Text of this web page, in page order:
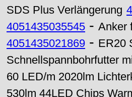
SDS Plus Verlängerung
4051435035545 - Anker
4051435021869 - ER20
Schnellspannbohrfutter
60 LED/m 2020lm
530lm 44LED Chips